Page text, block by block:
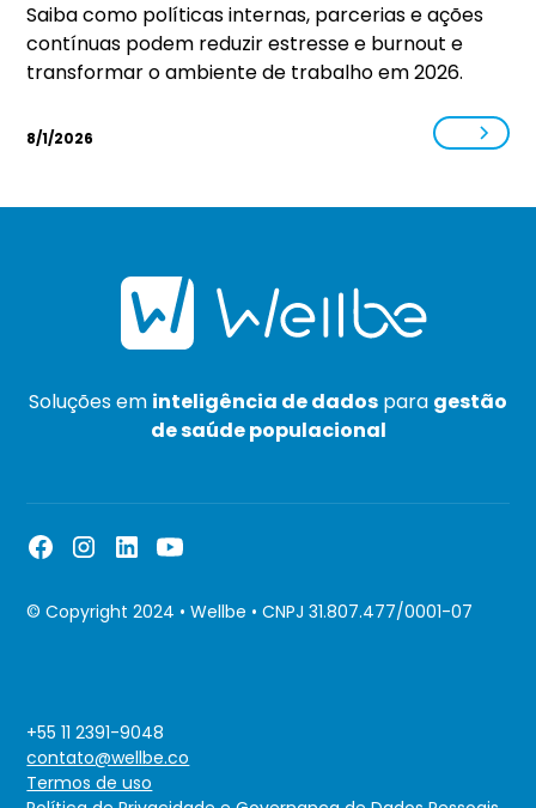
Saiba como políticas internas, parcerias e ações
contínuas podem reduzir estresse e burnout e
transformar o ambiente de trabalho em 2026.
8/1/2026
Soluções em inteligência de dados para gestão
de saúde populacional
© Copyright 2024 • Wellbe • CNPJ 31.807.477/0001-07
Termos de uso
+55 11 2391-9048
contato@wellbe.co